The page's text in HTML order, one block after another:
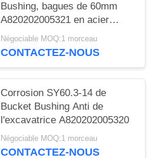
Bushing, bagues de 60mm
A820202005321 en acier
soudables
Négociable MOQ:1 morceau
CONTACTEZ-NOUS
Corrosion SY60.3-14 de
Bucket Bushing Anti de
l'excavatrice A820202005320
Négociable MOQ:1 morceau
CONTACTEZ-NOUS